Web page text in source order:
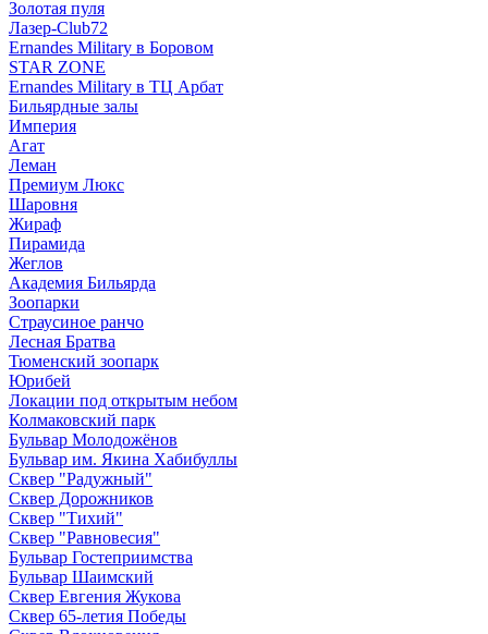
Золотая пуля
Лазер-Club72
Ernandes Military в Боровом
STAR ZONE
Ernandes Military в ТЦ Арбат
Бильярдные залы
Империя
Агат
Леман
Премиум Люкс
Шаровня
Жираф
Пирамида
Жеглов
Академия Бильярда
Зоопарки
Страусиное ранчо
Лесная Братва
Тюменский зоопарк
Юрибей
Локации под открытым небом
Колмаковский парк
Бульвар Молодожёнов
Бульвар им. Якина Хабибуллы
Сквер "Радужный"
Сквер Дорожников
Сквер "Тихий"
Cквер "Равновесия"
Бульвар Гостеприимства
Бульвар Шаимский
Сквер Евгения Жукова
Сквер 65-летия Победы